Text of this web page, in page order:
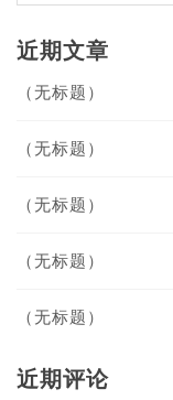
近期文章
（无标题）
（无标题）
（无标题）
（无标题）
（无标题）
近期评论